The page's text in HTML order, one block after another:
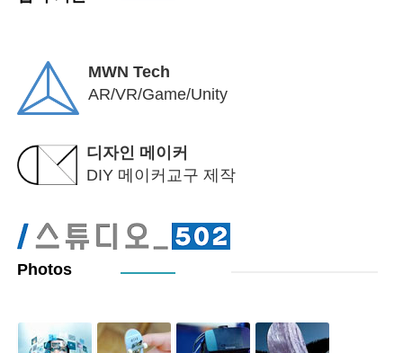
MWN Tech
AR/VR/Game/Unity
디자인 메이커
DIY 메이커교구 제작
Photos